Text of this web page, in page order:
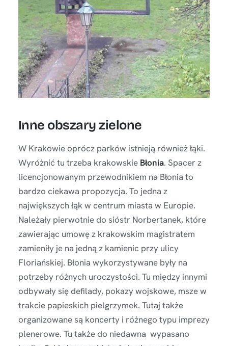
Inne obszary zielone
W Krakowie oprócz parków istnieją również łąki.
Wyróżnić tu trzeba krakowskie Błonia. Spacer z
licencjonowanym przewodnikiem na Błonia to
bardzo ciekawa propozycja. To jedna z
największych łąk w centrum miasta w Europie.
Należały pierwotnie do sióstr Norbertanek, które
zawierając umowę z krakowskim magistratem
zamieniły je na jedną z kamienic przy ulicy
Floriańskiej. Błonia wykorzystywane były na
potrzeby różnych uroczystości. Tu między innymi
odbywały się defilady, pokazy wojskowe, msze w
trakcie papieskich pielgrzymek. Tutaj także
organizowane są koncerty i różnego typu imprezy
plenerowe. Tu także do niedawna wypasano